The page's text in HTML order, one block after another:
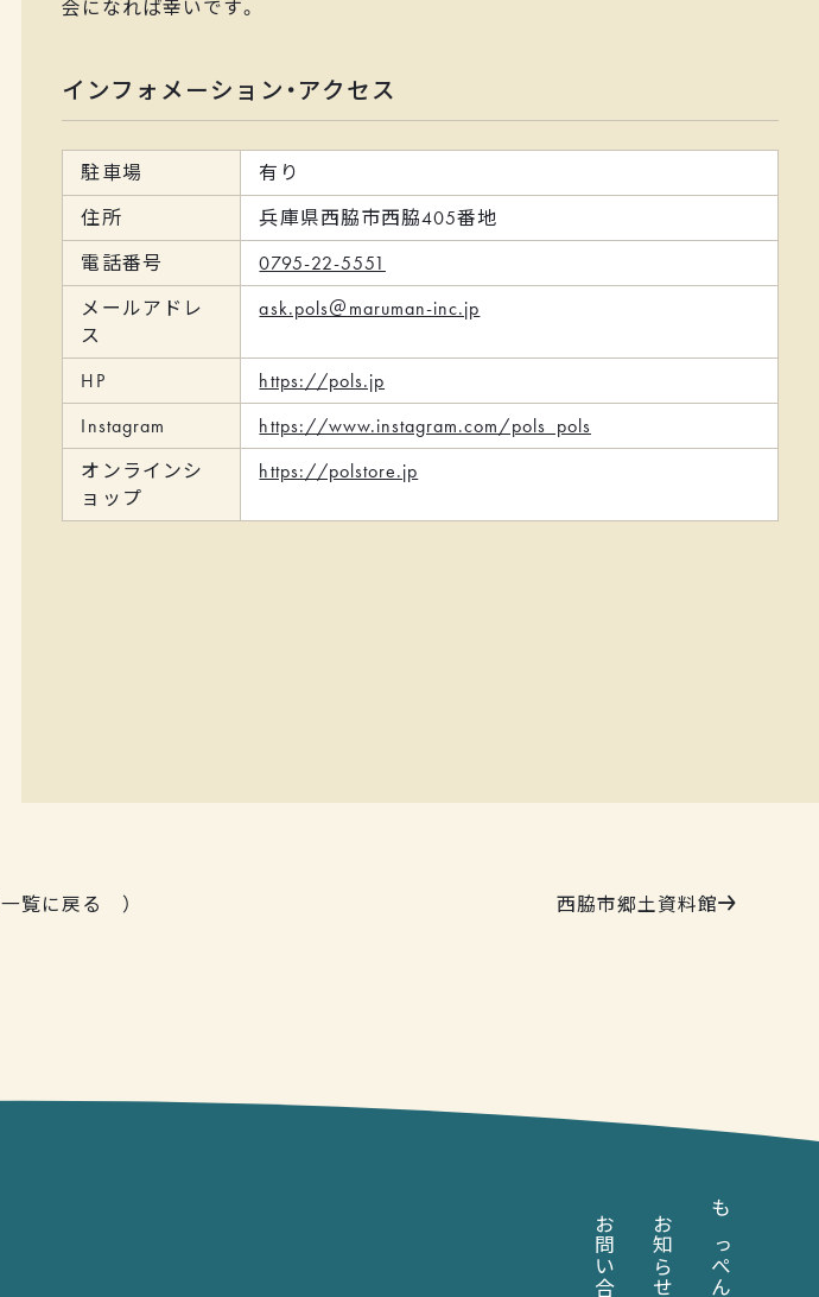
会になれば幸いです。
インフォメーション・アクセス
駐車場
有り
住所
兵庫県西脇市西脇405番地
電話番号
0795-22-5551
メールアドレ
ス
ask.pols＠maruman-inc.jp
HP
https://pols.jp
Instagram
https://www.instagram.com/pols_pols
オンラインシ
ョップ
https://polstore.jp
一覧に戻る ） 西脇市郷土資料館
お知らせ